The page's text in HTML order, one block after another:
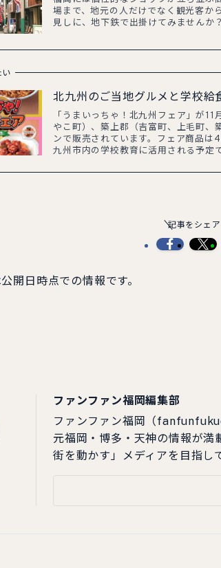
場まで、地元の人だけでなく観光客か
見しに、地下鉄で出掛けてみませんか？
い
北九州のご当地グルメと学校
「うまいっちゃ！北九州フェア」が
やこ町）、築上郡（吉富町、上毛町、
ンで販売されています。フェア商品は
九州市内の学校教育に活用される予定で
記事をシェ
開日時点での情報です。
ファンファン福岡編集部
ファンファン福岡（
元福岡・博多・天神の情報が満
街を動かす」メディアを目指し